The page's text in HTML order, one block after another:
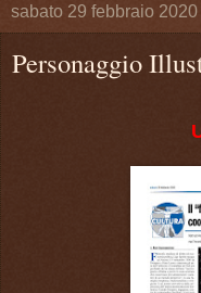
sabato 29 febbraio 2020
Personaggio